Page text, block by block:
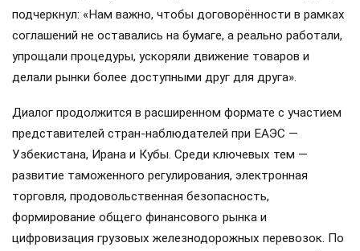
подчеркнул: «Нам важно, чтобы договорённости в рамках
соглашений не оставались на бумаге, а реально работали,
упрощали процедуры, ускоряли движение товаров и
делали рынки более доступными друг для друга».
Диалог продолжится в расширенном формате с участием
представителей стран-наблюдателей при ЕАЭС —
Узбекистана, Ирана и Кубы. Среди ключевых тем —
развитие таможенного регулирования, электронная
торговля, продовольственная безопасность,
формирование общего финансового рынка и
цифровизация грузовых железнодорожных перевозок. По